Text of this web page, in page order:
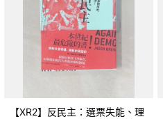
【XR2】反民主：選票失能、理